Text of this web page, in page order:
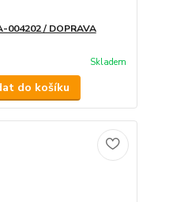
/ DOPRAVA
Skladem
do košíku